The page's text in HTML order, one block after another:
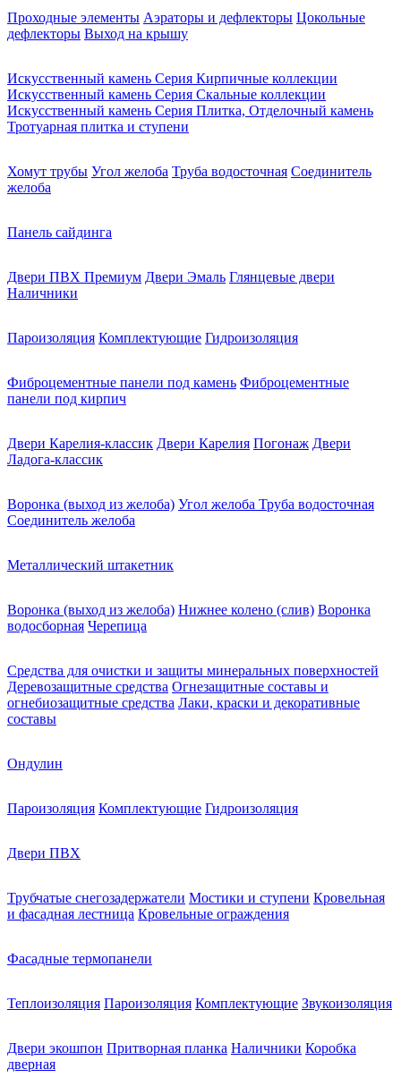
Проходные элементы Аэраторы и дефлекторы Цокольные
дефлекторы Выход на крышу
Искусственный камень Серия Кирпичные коллекции
Искусственный камень Серия Скальные коллекции
Искусственный камень Серия Плитка, Отделочный камень
Тротуарная плитка и ступени
Хомут трубы Угол желоба Труба водосточная Соединитель
желоба
Панель сайдинга
Двери ПВХ Премиум Двери Эмаль Глянцевые двери
Наличники
Пароизоляция Комплектующие Гидроизоляция
Фиброцементные панели под камень Фиброцементные
панели под кирпич
Двери Карелия-классик Двери Карелия Погонаж Двери
Ладога-классик
Воронка (выход из желоба) Угол желоба Труба водосточная
Соединитель желоба
Металлический штакетник
Воронка (выход из желоба) Нижнее колено (слив) Воронка
водосборная Черепица
Средства для очистки и защиты минеральных поверхностей
Деревозащитные средства Огнезащитные составы и
огнебиозащитные средства Лаки, краски и декоративные
составы
Ондулин
Пароизоляция Комплектующие Гидроизоляция
Двери ПВХ
Трубчатые снегозадержатели Мостики и ступени Кровельная
и фасадная лестница Кровельные ограждения
Фасадные термопанели
Теплоизоляция Пароизоляция Комплектующие Звукоизоляция
Двери экошпон Притворная планка Наличники Коробка
дверная